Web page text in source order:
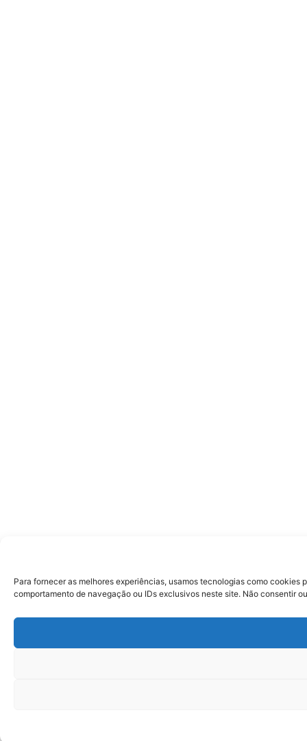
Para fornecer as melhores experiências, usamos tecnologias como
comportamento de navegação ou IDs exclusivos neste site. Não consentir